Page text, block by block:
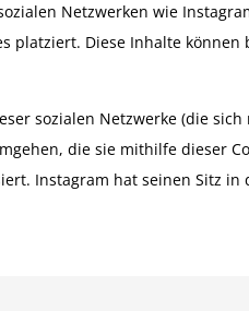
Netzwerken wie
platziert. Diese Inhalte
sozialen Netzwerke (die
die sie mithilfe dieser
Instagram hat seinen Sitz in